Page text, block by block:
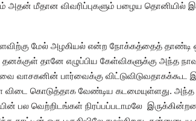
அதன் மீதான விவரிப்புகளும் பழைய தொனியில்
மேல் அழகியல் என்ற நோக்கத்தைத் தாண்டி
தானே எழுப்பிய கேள்விகளுக்கு அந்த
வாசகனின் பார்வைக்கு
கொடுத்தாக வேண்டிய கடமையுள்ளது. அந்த
பல வெற்றிடங்கள் நிரப்பப்படாமலே